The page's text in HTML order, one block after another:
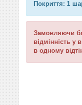
Покриття: 1
Замовляючи
відмінність у
в одному